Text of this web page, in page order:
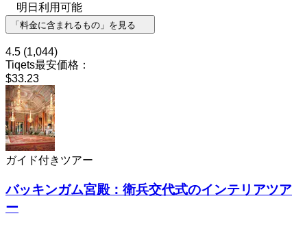
明日利用可能
「料金に含まれるもの」を見る
4.5 (1,044)
Tiqets最安価格：
$33.23
ガイド付きツアー
バッキンガム宮殿：衛兵交代式のインテリアツア
ー